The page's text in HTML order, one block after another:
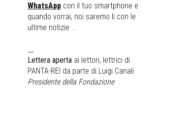
WhatsAppcon il tuo smartphone e
quando vorrai, noi saremo li con le
ultime notizie ...
Lettera apertaai lettori, lettrici di
PANTA-REI da parte di Luigi Canali
Presidente della Fondazione